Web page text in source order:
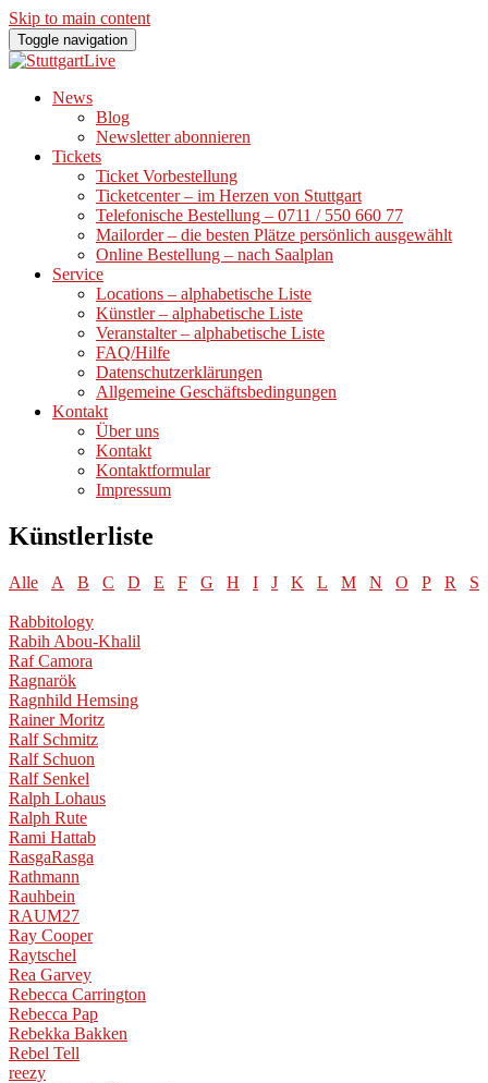
Skip to main content
Toggle navigation
News
Blog
Newsletter abonnieren
Tickets
Ticket Vorbestellung
Ticketcenter – im Herzen von Stuttgart
Telefonische Bestellung – 0711 / 550 660 77
Mailorder – die besten Plätze persönlich ausgewählt
Online Bestellung – nach Saalplan
Service
Locations – alphabetische Liste
Künstler – alphabetische Liste
Veranstalter – alphabetische Liste
FAQ/Hilfe
Datenschutzerklärungen
Allgemeine Geschäftsbedingungen
Kontakt
Über uns
Kontakt
Kontaktformular
Impressum
Künstlerliste
Alle A B C D E F G H I J K L M N O P R S
Rabbitology
Rabih Abou-Khalil
Raf Camora
Ragnarök
Ragnhild Hemsing
Rainer Moritz
Ralf Schmitz
Ralf Schuon
Ralf Senkel
Ralph Lohaus
Ralph Rute
Rami Hattab
RasgaRasga
Rathmann
Rauhbein
RAUM27
Ray Cooper
Raytschel
Rea Garvey
Rebecca Carrington
Rebecca Pap
Rebekka Bakken
Rebel Tell
reezy